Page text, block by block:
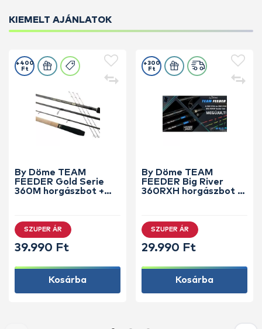
KIEMELT AJÁNLATOK
By Döme TEAM
FEEDER Gold Serie
360M horgászbot +
+400
Ft
SZUPER ÁR
39.990 Ft
Kosárba
By Döme TEAM
FEEDER Big River
360RXH horgászbot +
+300
Ft
SZUPER ÁR
29.990 Ft
Kosárba